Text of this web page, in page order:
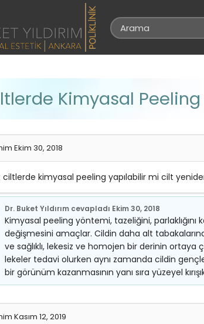
Kimyasal Peeling
Ekim 30, 2018
ciltlerde kimyasal peeling yapılabilir mi cilt
Dr. Buket Yıldırım cevapladı Ekim 30, 2018
Kimyasal peeling yöntemi, tazeliğini,
değişmesini amaçlar. Cildin daha alt
ve sağlıklı, lekesiz ve homojen bir derinin ortaya
lekeler tedavi olurken aynı zamanda cildin
bir görünüm kazanmasının yanı sıra yüzeyel
Kasım 12, 2019